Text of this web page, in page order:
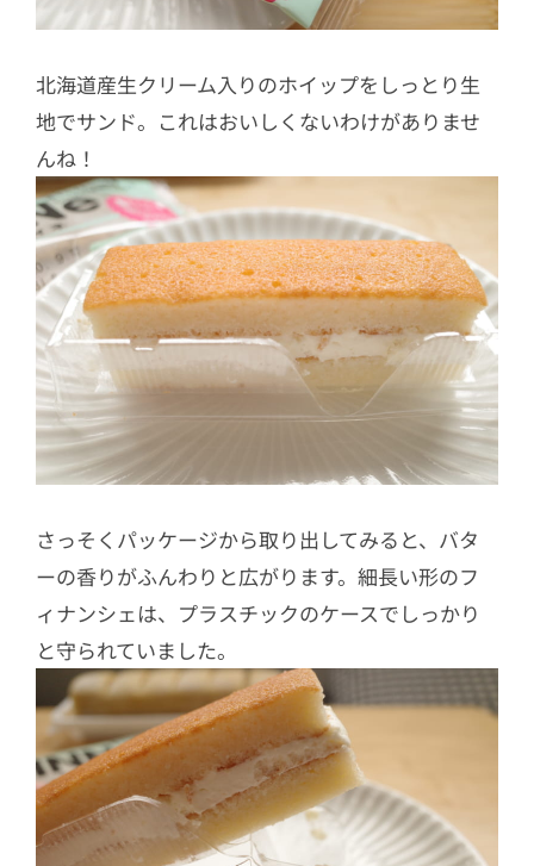
北海道産生クリーム入りのホイップをしっとり生
地でサンド。これはおいしくないわけがありませ
んね！
さっそくパッケージから取り出してみると、バタ
ーの香りがふんわりと広がります。細長い形のフ
ィナンシェは、プラスチックのケースでしっかり
と守られていました。